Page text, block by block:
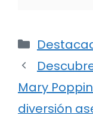
Mary
diversión